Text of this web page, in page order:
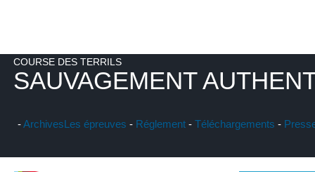
COURSE DES TERRILS
SAUVAGEMENT
-ArchivesLes épreuves - Réglement - Téléchargements -